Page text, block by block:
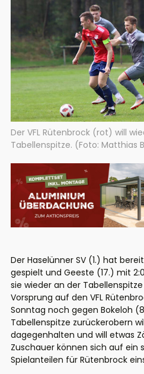
Der VFL Rütenbrock (rot) will
Tabellenspitze. (Foto: Matthias
Der Haselünner SV (1.) hat
gespielt und Geeste (17.) mit
sie wieder an der
Vorsprung auf den VFL
Sonntag noch gegen Bokeloh
Tabellenspitze zurückerobern
dagegenhalten und will etwas
Zuschauer können sich auf ein
Spielanteilen für Rütenbrock